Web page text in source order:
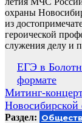
охраны
из
героической
служения делу и
Навигация
по
записям
ЕГЭ в
формате
Митинг-
Новосибирской
Раздел: